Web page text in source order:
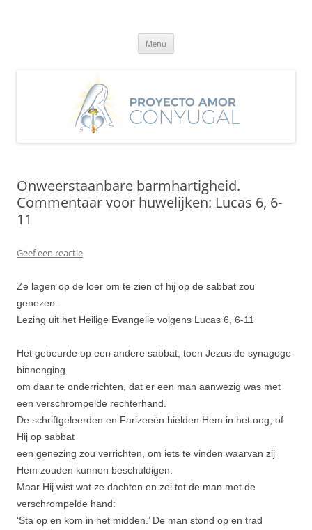
Menu
Onweerstaanbare barmhartigheid.
Commentaar voor huwelijken: Lucas 6, 6-
11
Geef een reactie
Ze lagen op de loer om te zien of hij op de sabbat zou
genezen.
Lezing uit het Heilige Evangelie volgens Lucas 6, 6-11
Het gebeurde op een andere sabbat, toen Jezus de synagoge
binnenging
om daar te onderrichten, dat er een man aanwezig was met
een verschrompel­de rechterhand.
De schriftgeleer­den en Farizeeën hielden Hem in het oog, of
Hij op sabbat
een genezing zou verrichten, om iets te vinden waarvan zij
Hem zouden kunnen beschuldigen.
Maar Hij wist wat ze dachten en zei tot de man met de
verschrompel­de hand:
‘Sta op en kom in het midden.’ De man stond op en trad